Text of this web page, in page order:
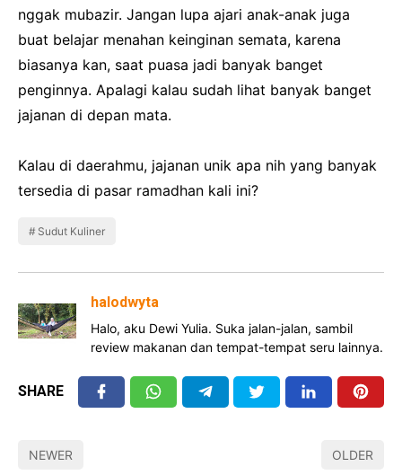
nggak mubazir. Jangan lupa ajari anak-anak juga
buat belajar menahan keinginan semata, karena
biasanya kan, saat puasa jadi banyak banget
penginnya. Apalagi kalau sudah lihat banyak banget
jajanan di depan mata.
Kalau di daerahmu, jajanan unik apa nih yang banyak
tersedia di pasar ramadhan kali ini?
Sudut Kuliner
halodwyta
Halo, aku Dewi Yulia. Suka jalan-jalan, sambil
review makanan dan tempat-tempat seru lainnya.
SHARE
NEWER OLDER